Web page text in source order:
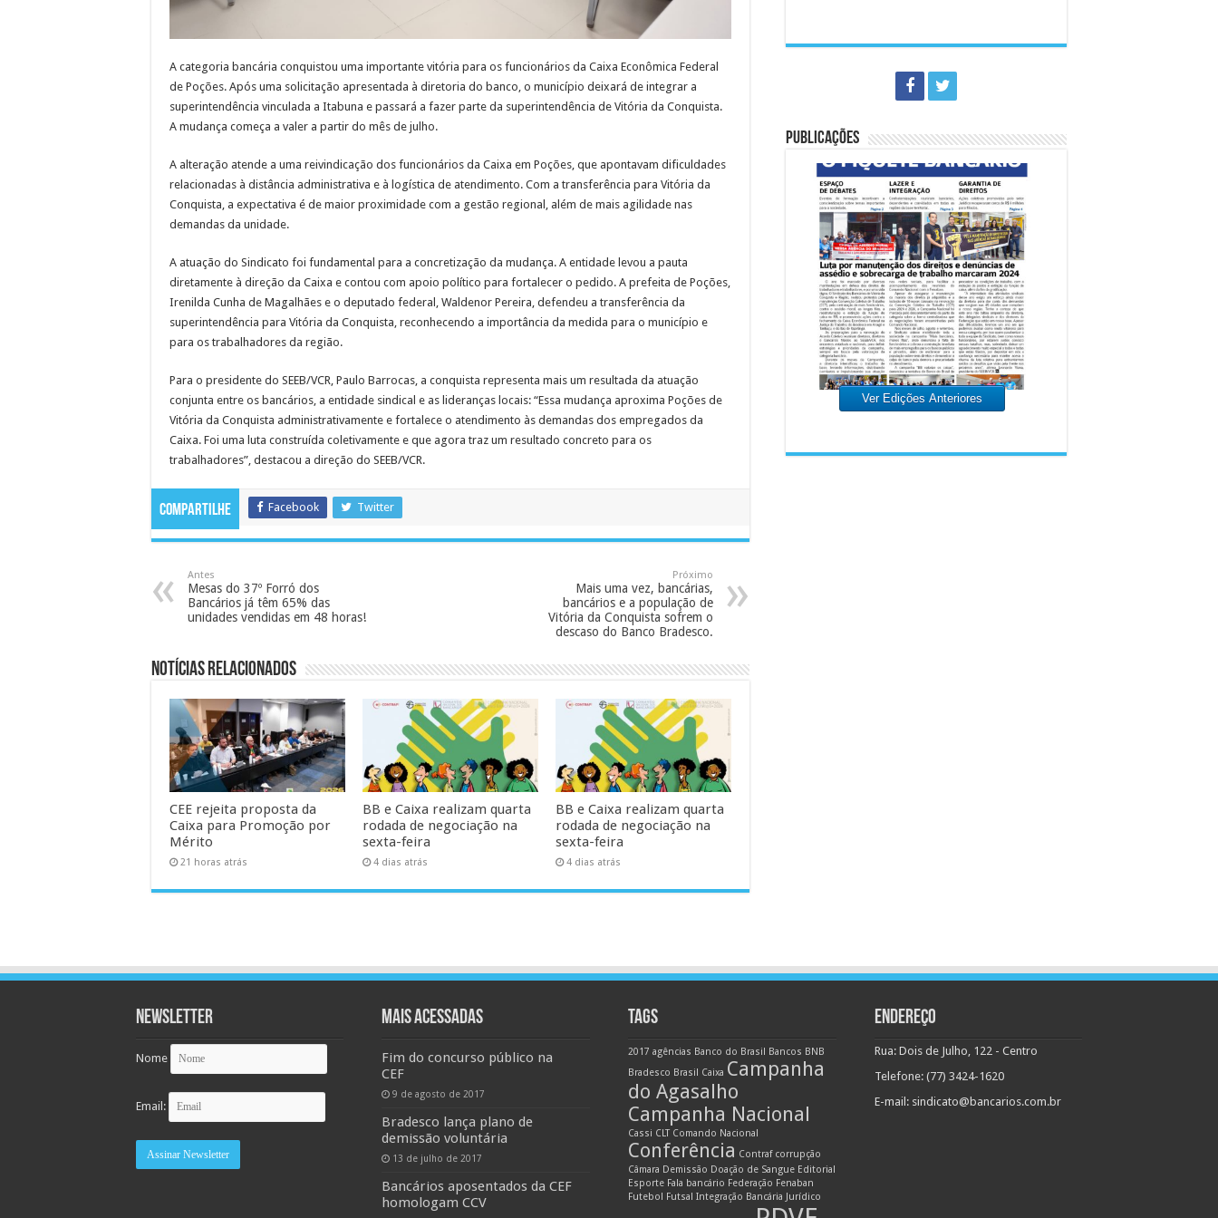
A categoria bancária conquistou uma importante vitória para os funcionários da Caixa Econômica Federal
de Poções. Após uma solicitação apresentada à diretoria do banco, o município deixará de integrar a
superintendência vinculada a Itabuna e passará a fazer parte da superintendência de Vitória da Conquista.
A mudança começa a valer a partir do mês de julho.
A alteração atende a uma reivindicação dos funcionários da Caixa em Poções, que apontavam dificuldades
relacionadas à distância administrativa e à logística de atendimento. Com a transferência para Vitória da
Conquista, a expectativa é de maior proximidade com a gestão regional, além de mais agilidade nas
demandas da unidade.
A atuação do Sindicato foi fundamental para a concretização da mudança. A entidade levou a pauta
diretamente à direção da Caixa e contou com apoio político para fortalecer o pedido. A prefeita de Poções,
Irenilda Cunha de Magalhães e o deputado federal, Waldenor Pereira, defendeu a transferência da
superintendência para Vitória da Conquista, reconhecendo a importância da medida para o município e
para os trabalhadores da região.
Para o presidente do SEEB/VCR, Paulo Barrocas, a conquista representa mais um resultada da atuação
conjunta entre os bancários, a entidade sindical e as lideranças locais: “Essa mudança aproxima Poções de
Vitória da Conquista administrativamente e fortalece o atendimento às demandas dos empregados da
Caixa. Foi uma luta construída coletivamente e que agora traz um resultado concreto para os
trabalhadores”, destacou a direção do SEEB/VCR.
Compartilhe Facebook Twitter
Antes
Mesas do 37º Forró dos
Bancários já têm 65% das
unidades vendidas em 48 horas!
Próximo
Mais uma vez, bancárias,
bancários e a população de
Vitória da Conquista sofrem o
descaso do Banco Bradesco.
Notícias Relacionados
CEE rejeita proposta da
Caixa para Promoção por
Mérito
21 horas atrás
BB e Caixa realizam quarta
rodada de negociação na
sexta-feira
4 dias atrás
BB e Caixa realizam quarta
rodada de negociação na
sexta-feira
4 dias atrás
PUBLICAÇÕES
Ver Edições Anteriores
Newsletter
Nome
Email:
MAIS ACESSADAS
Fim do concurso público na
CEF
9 de agosto de 2017
Bradesco lança plano de
demissão voluntária
13 de julho de 2017
Bancários aposentados da CEF
homologam CCV
TAGS
2017 agências Banco do Brasil Bancos BNB
Bradesco Brasil Caixa Campanha
do Agasalho
Campanha Nacional
Cassi CLT Comando Nacional
Conferência Contraf corrupção
Câmara Demissão Doação de Sangue Editorial
Esporte Fala bancário Federação Fenaban
Futebol Futsal Integração Bancária Jurídico
ENDEREÇO
Rua: Dois de Julho, 122 - Centro
Telefone: (77) 3424-1620
E-mail: sindicato@bancarios.com.br